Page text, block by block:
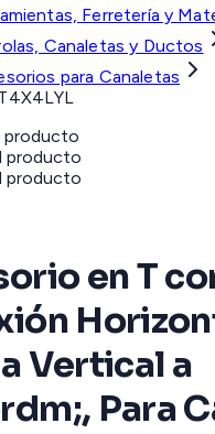
Ferretería y
Canaletas y Ductos
para Canaletas
en T
Vertical a
Para